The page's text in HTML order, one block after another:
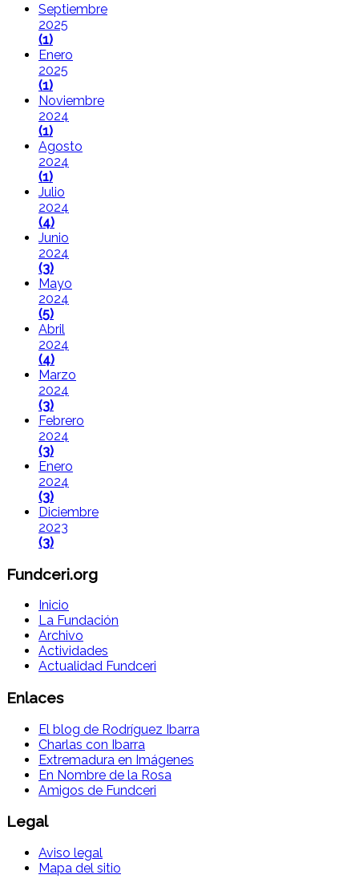
Septiembre
2025
(1)
Enero
2025
(1)
Noviembre
2024
(1)
Agosto
2024
(1)
Julio
2024
(4)
Junio
2024
(3)
Mayo
2024
(5)
Abril
2024
(4)
Marzo
2024
(3)
Febrero
2024
(3)
Enero
2024
(3)
Diciembre
2023
(3)
Fundceri.org
Inicio
La Fundación
Archivo
Actividades
Actualidad Fundceri
Enlaces
El blog de Rodríguez Ibarra
Charlas con Ibarra
Extremadura en Imágenes
En Nombre de la Rosa
Amigos de Fundceri
Legal
Aviso legal
Mapa del sitio